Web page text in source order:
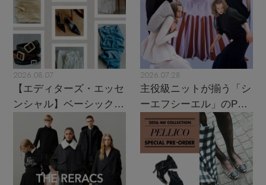
2026.08.07
【エディターズ・エッセ
ンシャル】ベーシックと
トレンドが交差する16の
2026.07.28
主役級ニットが揃う「シ
ーエフシーエル」のPOP
UPがスタート